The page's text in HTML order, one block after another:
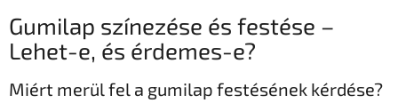
Gumilap színezése és festése –
Lehet-e, és érdemes-e?
Miért merül fel a gumilap festésének kérdése?